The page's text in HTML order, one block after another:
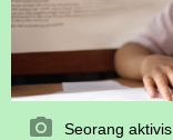
Seorang